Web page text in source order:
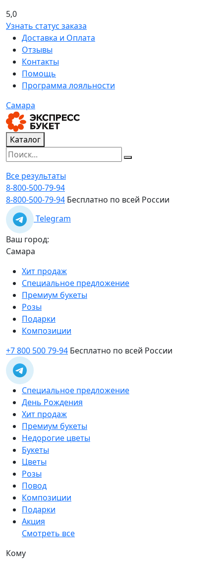
5,0
Узнать статус заказа
Доставка и Оплата
Отзывы
Контакты
Помощь
Программа лояльности
Самара
Каталог
Все результаты
8-800-500-79-94
8-800-500-79-94 Бесплатно по всей России
Telegram
Ваш город:
Самара
Хит продаж
Специальное предложение
Премиум букеты
Розы
Подарки
Композиции
+7 800 500 79-94 Бесплатно по всей России
Специальное предложение
День Рождения
Хит продаж
Премиум букеты
Недорогие цветы
Букеты
Цветы
Розы
Повод
Композиции
Подарки
Акция
Смотреть все
Кому